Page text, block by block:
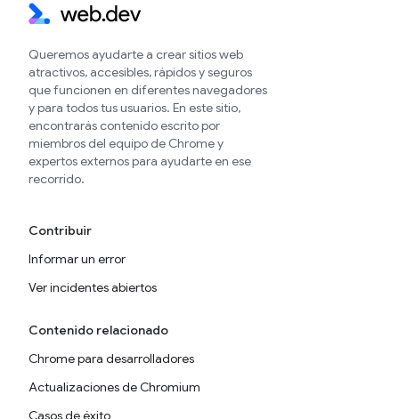
Queremos ayudarte a crear sitios web
atractivos, accesibles, rápidos y seguros
que funcionen en diferentes navegadores
y para todos tus usuarios. En este sitio,
encontrarás contenido escrito por
miembros del equipo de Chrome y
expertos externos para ayudarte en ese
recorrido.
Contribuir
Informar un error
Ver incidentes abiertos
Contenido relacionado
Chrome para desarrolladores
Actualizaciones de Chromium
Casos de éxito